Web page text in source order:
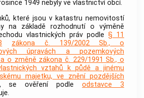
1949 nebyly ve vlastnictví obcí.
které jsou v katastru nemovitostí
na základě rozhodnutí o výměně
vlastnických práv podle § 11
zákona č. 139/2002 Sb., o
úpravách a pozemkových
o změně zákona č. 229/1991 Sb., o
vztahů k půdě a jinému
majetku, ve znění pozdějších
, se ověření podleodstavce 3